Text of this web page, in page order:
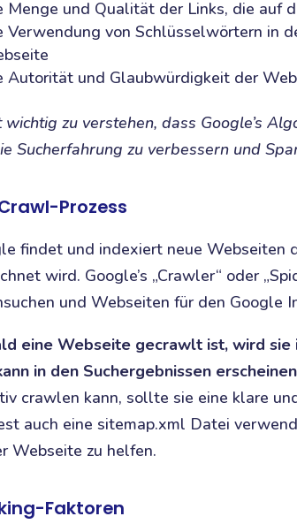
Menge und Qualität der Links, die auf
Verwendung von Schlüsselwörtern in
Autorität und Glaubwürdigkeit der
wichtig zu verstehen, dass Google’s
Sucherfahrung zu verbessern und
Prozess
findet und indexiert neue Webseiten
wird. Google’s „Crawler“ oder
und Webseiten für den Google
eine Webseite gecrawlt ist, wird
in den Suchergebnissen
crawlen kann, sollte sie eine klare
auch eine sitemap.xml Datei
Webseite zu helfen.
Faktoren